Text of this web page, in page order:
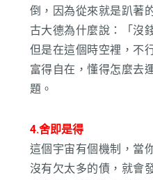
倒，因為從來就是趴著
古大德為什麼說：「沒
但是在這個時空裡，不
富得自在，懂得怎麼去
題。
4.舍即是得
這個宇宙有個機制，當
沒有欠太多的債，就會